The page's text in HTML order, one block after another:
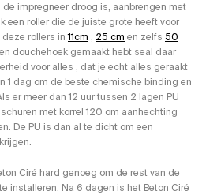
de impregneer droog is, aanbrengen met
een roller die de juiste grote heeft voor
deze rollers in11cm , 25 cm en zelfs 50
douchehoek gemaakt hebt seal daar
voor alles , dat je echt alles geraakt
1 dag om de beste chemische binding en
er meer dan 12 uur tussen 2 lagen PU
met korrel 120 om aanhechting
De PU is dan al te dicht om een
Ciré hard genoeg om de rest van de
installeren. Na 6 dagen is het Beton Ciré